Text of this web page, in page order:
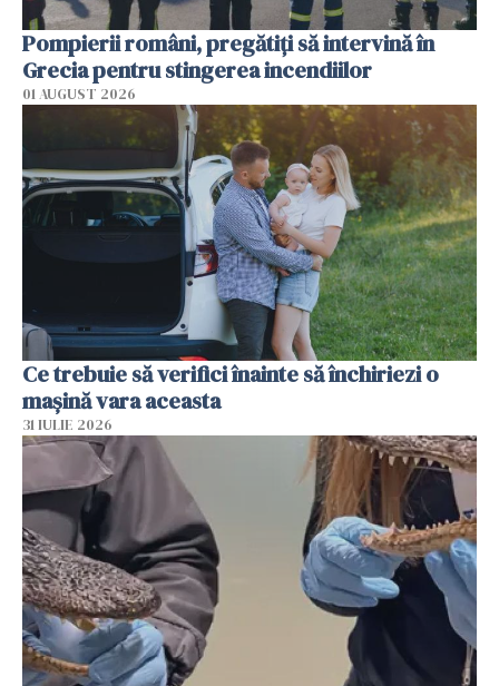
Pompierii români, pregătiţi să intervină în
Grecia pentru stingerea incendiilor
01 AUGUST 2026
Ce trebuie să verifici înainte să închiriezi o
mașină vara aceasta
31 IULIE 2026